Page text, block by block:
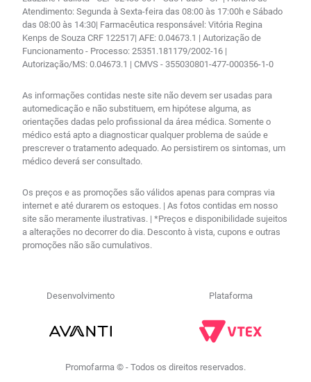
Atendimento: Segunda à Sexta-feira das 08:00 às 17:00h e Sábado
das 08:00 às 14:30| Farmacêutica responsável: Vitória Regina
Kenps de Souza CRF 122517| AFE: 0.04673.1 | Autorização de
Funcionamento - Processo: 25351.181179/2002-16 |
Autorização/MS: 0.04673.1 | CMVS - 355030801-477-000356-1-0
As informações contidas neste site não devem ser usadas para
automedicação e não substituem, em hipótese alguma, as
orientações dadas pelo profissional da área médica. Somente o
médico está apto a diagnosticar qualquer problema de saúde e
prescrever o tratamento adequado. Ao persistirem os sintomas, um
médico deverá ser consultado.
Os preços e as promoções são válidos apenas para compras via
internet e até durarem os estoques. | As fotos contidas em nosso
site são meramente ilustrativas. | *Preços e disponibilidade sujeitos
a alterações no decorrer do dia. Desconto à vista, cupons e outras
promoções não são cumulativos.
Desenvolvimento Plataforma
Promofarma © - Todos os direitos reservados.